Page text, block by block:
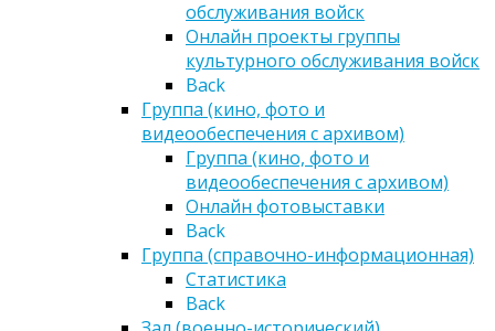
обслуживания войск
Онлайн проекты группы
культурного обслуживания войск
Back
Группа (кино, фото и
видеообеспечения с архивом)
Группа (кино, фото и
видеообеспечения с архивом)
Онлайн фотовыставки
Back
Группа (справочно-информационная)
Статистика
Back